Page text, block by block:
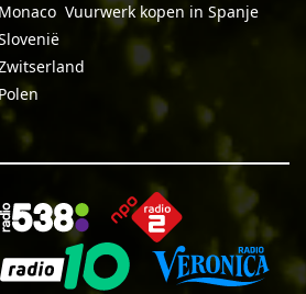
Vuurwerk kopen in Spanje